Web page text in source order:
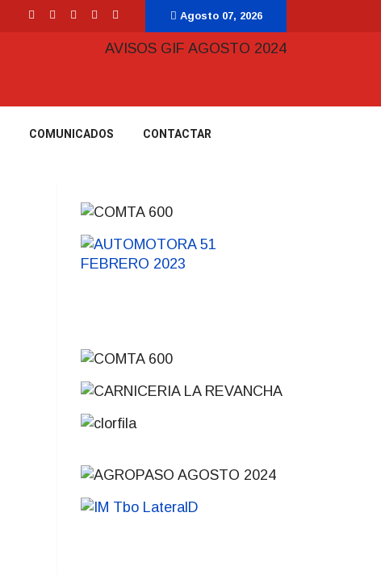
Agosto 07, 2026
COMUNICADOS CONTACTAR